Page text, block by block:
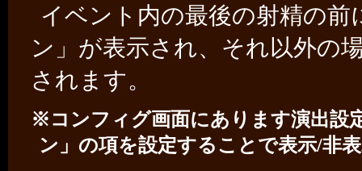
イベント内の最後の射精の
ン」が表示され、それ以外の
されます。
※コンフィグ画面にあります演出設
ン」の項を設定することで表示/非